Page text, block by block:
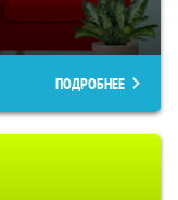
ПОДРОБНЕЕ